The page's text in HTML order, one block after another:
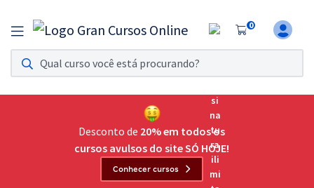
0
Assinatura Ilimitada 11
Acesso a todos os cursos. Teste grátis por 7 dias!
Assinatura OAB Até Passar
Acesso ilimitado a toda preparação para o Exame da
Desconto de 20% em todos os
cursos avulsos do site SÓ HOJE!
Conhecer cursos